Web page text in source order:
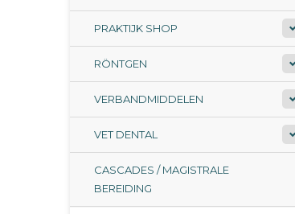
PRAKTIJK SHOP
RÖNTGEN
VERBANDMIDDELEN
VET DENTAL
CASCADES / MAGISTRALE
BEREIDING